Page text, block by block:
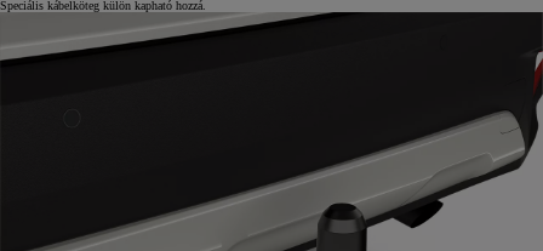
Speciális kábelköteg külön kapható hozzá.